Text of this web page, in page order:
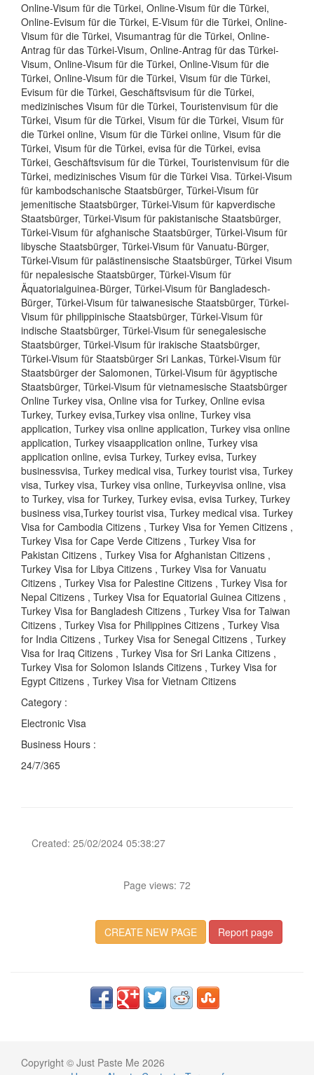
Online-Visum für die Türkei, Online-Visum für die Türkei,
Online-Evisum für die Türkei, E-Visum für die Türkei, Online-
Visum für die Türkei, Visumantrag für die Türkei, Online-
Antrag für das Türkei-Visum, Online-Antrag für das Türkei-
Visum, Online-Visum für die Türkei, Online-Visum für die
Türkei, Online-Visum für die Türkei, Visum für die Türkei,
Evisum für die Türkei, Geschäftsvisum für die Türkei,
medizinisches Visum für die Türkei, Touristenvisum für die
Türkei, Visum für die Türkei, Visum für die Türkei, Visum für
die Türkei online, Visum für die Türkei online, Visum für die
Türkei, Visum für die Türkei, evisa für die Türkei, evisa
Türkei, Geschäftsvisum für die Türkei, Touristenvisum für die
Türkei, medizinisches Visum für die Türkei Visa. Türkei-Visum
für kambodschanische Staatsbürger, Türkei-Visum für
jemenitische Staatsbürger, Türkei-Visum für kapverdische
Staatsbürger, Türkei-Visum für pakistanische Staatsbürger,
Türkei-Visum für afghanische Staatsbürger, Türkei-Visum für
libysche Staatsbürger, Türkei-Visum für Vanuatu-Bürger,
Türkei-Visum für palästinensische Staatsbürger, Türkei Visum
für nepalesische Staatsbürger, Türkei-Visum für
Äquatorialguinea-Bürger, Türkei-Visum für Bangladesch-
Bürger, Türkei-Visum für taiwanesische Staatsbürger, Türkei-
Visum für philippinische Staatsbürger, Türkei-Visum für
indische Staatsbürger, Türkei-Visum für senegalesische
Staatsbürger, Türkei-Visum für irakische Staatsbürger,
Türkei-Visum für Staatsbürger Sri Lankas, Türkei-Visum für
Staatsbürger der Salomonen, Türkei-Visum für ägyptische
Staatsbürger, Türkei-Visum für vietnamesische Staatsbürger
Online Turkey visa, Online visa for Turkey, Online evisa
Turkey, Turkey evisa,Turkey visa online, Turkey visa
application, Turkey visa online application, Turkey visa online
application, Turkey visaapplication online, Turkey visa
application online, evisa Turkey, Turkey evisa, Turkey
businessvisa, Turkey medical visa, Turkey tourist visa, Turkey
visa, Turkey visa, Turkey visa online, Turkeyvisa online, visa
to Turkey, visa for Turkey, Turkey evisa, evisa Turkey, Turkey
business visa,Turkey tourist visa, Turkey medical visa. Turkey
Visa for Cambodia Citizens , Turkey Visa for Yemen Citizens ,
Turkey Visa for Cape Verde Citizens , Turkey Visa for
Pakistan Citizens , Turkey Visa for Afghanistan Citizens ,
Turkey Visa for Libya Citizens , Turkey Visa for Vanuatu
Citizens , Turkey Visa for Palestine Citizens , Turkey Visa for
Nepal Citizens , Turkey Visa for Equatorial Guinea Citizens ,
Turkey Visa for Bangladesh Citizens , Turkey Visa for Taiwan
Citizens , Turkey Visa for Philippines Citizens , Turkey Visa
for India Citizens , Turkey Visa for Senegal Citizens , Turkey
Visa for Iraq Citizens , Turkey Visa for Sri Lanka Citizens ,
Turkey Visa for Solomon Islands Citizens , Turkey Visa for
Egypt Citizens , Turkey Visa for Vietnam Citizens
Category :
Electronic Visa
Business Hours :
24/7/365
Created: 25/02/2024 05:38:27
Page views: 72
CREATE NEW PAGE Report page
Copyright © Just Paste Me 2026